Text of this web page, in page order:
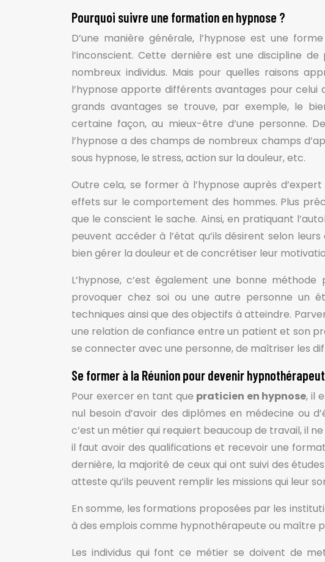
Pourquoi suivre une formation en hypnose ?
D’une manière générale, l’hypnose est une
l’inconscient. Cette dernière est une discipline
nombreux individus. Mais pour quelles raisons
l’hypnose apporte différents avantages pour
grands avantages se trouve, par exemple, le
certaine façon, au mieux-être d’une personne.
l’hypnose a des champs de nombreux champs
sous hypnose, le stress, action sur la douleur, etc.
Outre cela, se former à l’hypnose auprès
effets sur le comportement des hommes. Plus
que le conscient le sache. Ainsi, en pratiquant
peuvent accéder à l’état qu’ils désirent selon
bien gérer la douleur et de concrétiser leur
L’hypnose, c’est également une bonne
provoquer chez soi ou une autre personne un
techniques ainsi que des objectifs à atteindre.
une relation de confiance entre un patient et son
se connecter avec une personne, de maîtriser les
Se former à la Réunion pour devenir
Pour exercer en tant que praticien en hypnose, il
nul besoin d’avoir des diplômes en médecine ou
c’est un métier qui requiert beaucoup de travail, il
il faut avoir des qualifications et recevoir une
dernière, la majorité de ceux qui ont suivi des
atteste qu’ils peuvent remplir les missions qui leur
En somme, les formations proposées par les
à des emplois comme hypnothérapeute ou maître
Les individus qui font ce métier se doivent de